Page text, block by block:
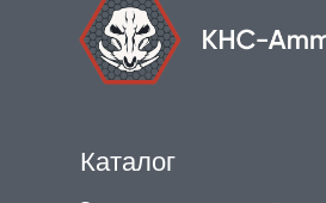
Каталог